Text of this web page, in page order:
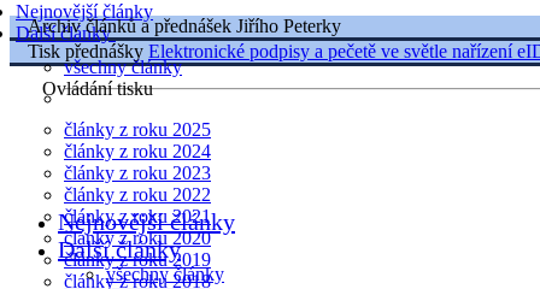
Nejnovější články
Další články
všechny články
články z roku 2025
články z roku 2024
články z roku 2023
články z roku 2022
články z roku 2021
články z roku 2020
články z roku 2019
články z roku 2018
Archiv článků a přednášek Jiřího Peterky
Tisk přednášky Elektronické podpisy a pečetě ve světle nařízení
Ovládání tisku
Nejnovější články
Další články
všechny články